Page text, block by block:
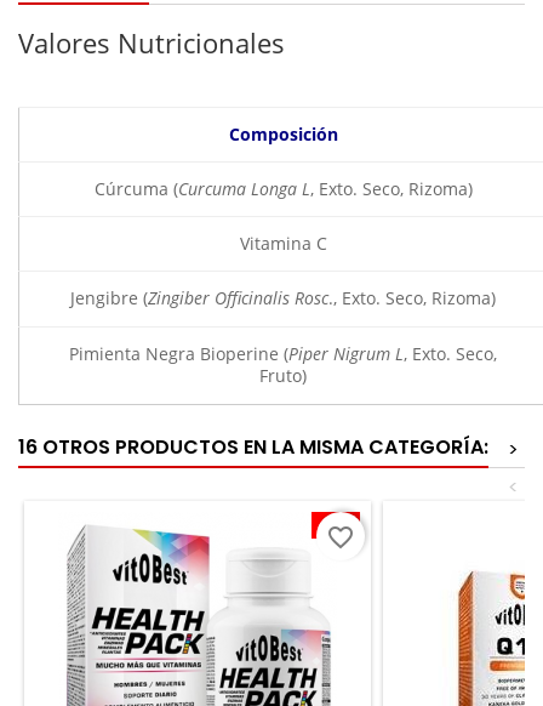
Valores Nutricionales
Composición
Cúrcuma (Curcuma Longa L, Exto. Seco, Rizoma)
Vitamina C
Jengibre (Zingiber Officinalis Rosc., Exto. Seco, Rizoma)
Pimienta Negra Bioperine (Piper Nigrum L, Exto. Seco,
Fruto)
16 OTROS PRODUCTOS EN LA MISMA CATEGORÍA:
>
<
-10%
favorite_border